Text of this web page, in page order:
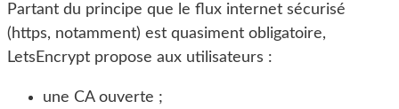
Partant du principe que le flux internet sécurisé
(https, notamment) est quasiment obligatoire,
LetsEncrypt propose aux utilisateurs :
une CA ouverte ;